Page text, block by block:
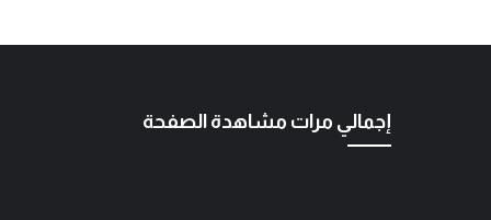
إجمالي مرات مشاهدة الصفحة